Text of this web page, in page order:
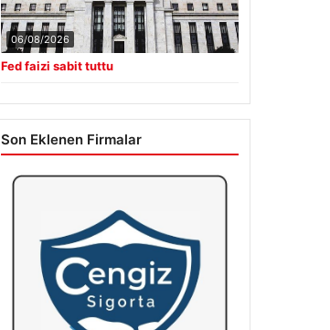
06/08/2026
Fed faizi sabit tuttu
Son Eklenen Firmalar